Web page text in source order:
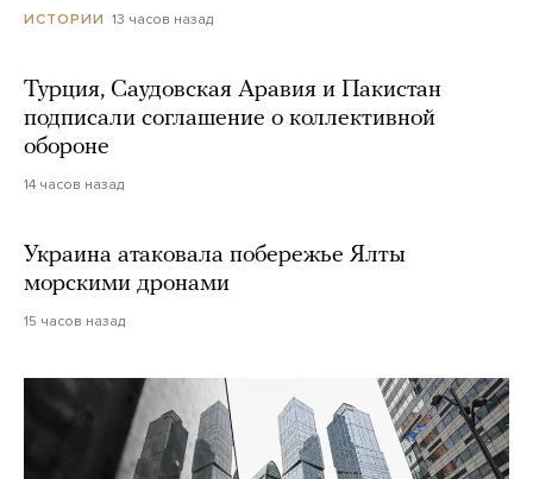
ИСТОРИИ 13 часов назад
Турция, Саудовская Аравия и Пакистан
подписали соглашение о коллективной
обороне
14 часов назад
Украина атаковала побережье Ялты
морскими дронами
15 часов назад